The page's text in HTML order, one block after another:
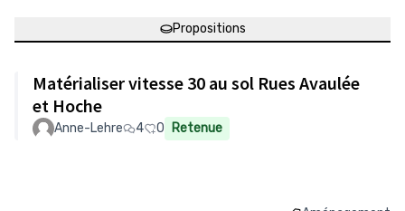
Propositions
Matérialiser vitesse 30 au sol Rues Avaulée
et Hoche
Anne-Lehre 4 0 Retenue